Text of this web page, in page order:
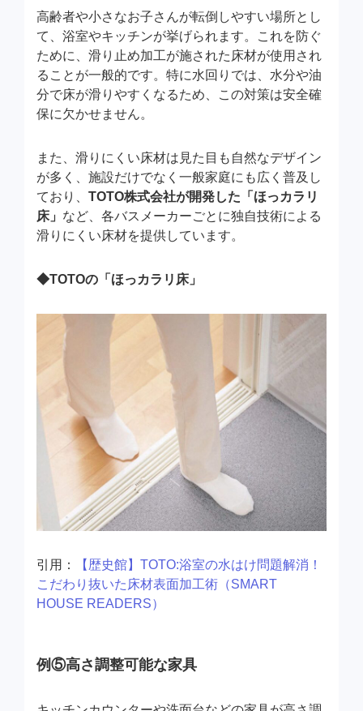
高齢者や小さなお子さんが転倒しやすい場所とし
て、浴室やキッチンが挙げられます。これを防ぐ
ために、滑り止め加工が施された床材が使用され
ることが一般的です。特に水回りでは、水分や油
分で床が滑りやすくなるため、この対策は安全確
保に欠かせません。
また、滑りにくい床材は見た目も自然なデザイン
が多く、施設だけでなく一般家庭にも広く普及し
ており、 TOTO株式会社が開発した「ほっカラリ
床」 など、各バスメーカーごとに独自技術による
滑りにくい床材を提供しています。
◆TOTOの「ほっカラリ床」
引用：
【歴史館】TOTO:浴室の水はけ問題解消！
こだわり抜いた床材表面加工術（SMART
HOUSE READERS）
例⑤高さ調整可能な家具